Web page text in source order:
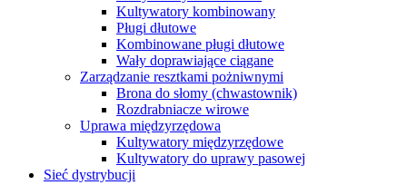
Kultywatory kombinowany
Pługi dłutowe
Kombinowane pługi dłutowe
Wały doprawiające ciągane
Zarządzanie resztkami pożniwnymi
Brona do słomy (chwastownik)
Rozdrabniacze wirowe
Uprawa międzyrzędowa
Kultywatory międzyrzędowe
Kultywatory do uprawy pasowej
Sieć dystrybucji